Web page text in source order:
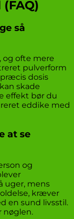
så
og ofte mere
pulverform
dosis
skade
effekt bør du
eddike med
at se
og
uger, mens
kræver
en sund livsstil.
nøglen.